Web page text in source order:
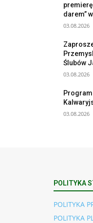
darem”
03.08.2026
Ślubów
03.08.2026
03.08.2026
POLITYKA
POLITYKA
POLITYKA